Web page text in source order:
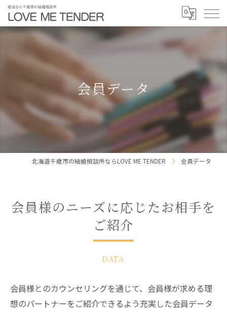
会員データ
北海道千歳市の結婚相談所ならLOVE ME TENDER 会員データ
会員様のニーズに応じたお相手を
ご紹介
DATA
会員様とのカウンセリングを通じて、会員様が求める理
想のパートナーをご紹介できるよう充実した会員データ